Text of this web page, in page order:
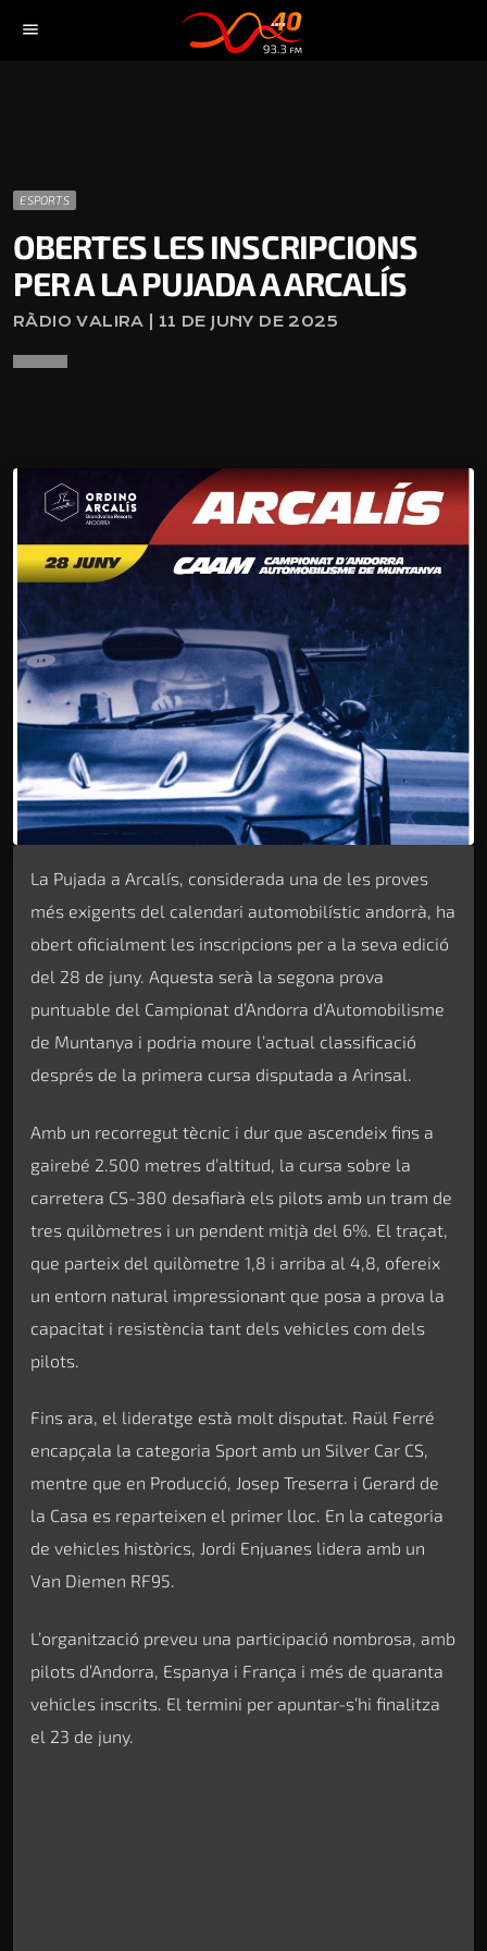
menu
ESPORTS
OBERTES LES INSCRIPCIONS
PER A LA PUJADA A ARCALÍS
RÀDIO VALIRA | 11 DE JUNY DE 2025
La Pujada a Arcalís, considerada una de les proves
més exigents del calendari automobilístic andorrà, ha
obert oficialment les inscripcions per a la seva edició
del 28 de juny. Aquesta serà la segona prova
puntuable del Campionat d’Andorra d’Automobilisme
de Muntanya i podria moure l’actual classificació
després de la primera cursa disputada a Arinsal.
Amb un recorregut tècnic i dur que ascendeix fins a
gairebé 2.500 metres d’altitud, la cursa sobre la
carretera CS-380 desafiarà els pilots amb un tram de
tres quilòmetres i un pendent mitjà del 6%. El traçat,
que parteix del quilòmetre 1,8 i arriba al 4,8, ofereix
un entorn natural impressionant que posa a prova la
capacitat i resistència tant dels vehicles com dels
pilots.
Fins ara, el lideratge està molt disputat. Raül Ferré
encapçala la categoria Sport amb un Silver Car CS,
mentre que en Producció, Josep Treserra i Gerard de
la Casa es reparteixen el primer lloc. En la categoria
de vehicles històrics, Jordi Enjuanes lidera amb un
Van Diemen RF95.
L’organització preveu una participació nombrosa, amb
pilots d’Andorra, Espanya i França i més de quaranta
vehicles inscrits. El termini per apuntar-s’hi finalitza
el 23 de juny.